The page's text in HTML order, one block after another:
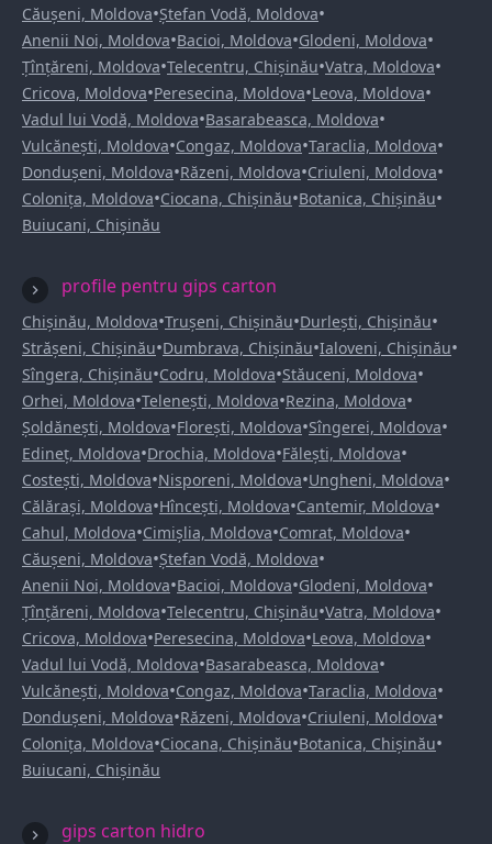
Căușeni, Moldova•Ștefan Vodă, Moldova•
Anenii Noi, Moldova•Bacioi, Moldova•Glodeni, Moldova•
Țînțăreni, Moldova•Telecentru, Chișinău•Vatra, Moldova•
Cricova, Moldova•Peresecina, Moldova•Leova, Moldova•
Vadul lui Vodă, Moldova•Basarabeasca, Moldova•
Vulcănești, Moldova•Congaz, Moldova•Taraclia, Moldova•
Dondușeni, Moldova•Răzeni, Moldova•Criuleni, Moldova•
Colonița, Moldova•Ciocana, Chișinău•Botanica, Chișinău•
Buiucani, Chișinău
profile pentru gips carton
Chișinău, Moldova•Trușeni, Chișinău•Durlești, Chișinău•
Strășeni, Chișinău•Dumbrava, Chișinău•Ialoveni, Chișinău•
Sîngera, Chișinău•Codru, Moldova•Stăuceni, Moldova•
Orhei, Moldova•Telenești, Moldova•Rezina, Moldova•
Șoldănești, Moldova•Florești, Moldova•Sîngerei, Moldova•
Edineț, Moldova•Drochia, Moldova•Fălești, Moldova•
Costești, Moldova•Nisporeni, Moldova•Ungheni, Moldova•
Călărași, Moldova•Hîncești, Moldova•Cantemir, Moldova•
Cahul, Moldova•Cimișlia, Moldova•Comrat, Moldova•
Căușeni, Moldova•Ștefan Vodă, Moldova•
Anenii Noi, Moldova•Bacioi, Moldova•Glodeni, Moldova•
Țînțăreni, Moldova•Telecentru, Chișinău•Vatra, Moldova•
Cricova, Moldova•Peresecina, Moldova•Leova, Moldova•
Vadul lui Vodă, Moldova•Basarabeasca, Moldova•
Vulcănești, Moldova•Congaz, Moldova•Taraclia, Moldova•
Dondușeni, Moldova•Răzeni, Moldova•Criuleni, Moldova•
Colonița, Moldova•Ciocana, Chișinău•Botanica, Chișinău•
Buiucani, Chișinău
gips carton hidro